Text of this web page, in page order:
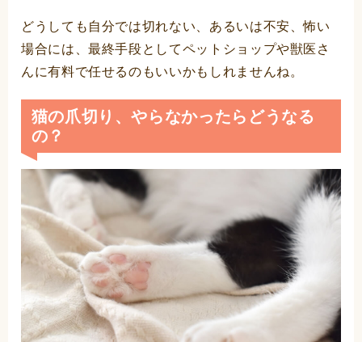
どうしても自分では切れない、あるいは不安、怖い
場合には、最終手段としてペットショップや獣医さ
んに有料で任せるのもいいかもしれませんね。
猫の爪切り、やらなかったらどうなる
の？